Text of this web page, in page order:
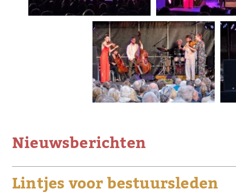
Nieuwsberichten
Lintjes voor bestuursleden